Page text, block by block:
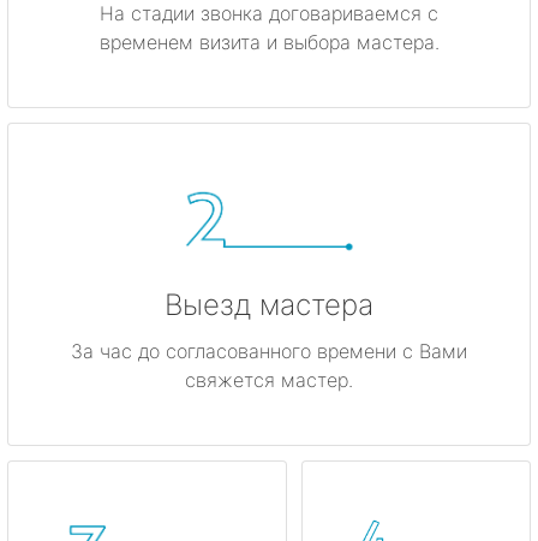
На стадии звонка договариваемся с
временем визита и выбора мастера.
Выезд мастера
За час до согласованного времени с Вами
свяжется мастер.